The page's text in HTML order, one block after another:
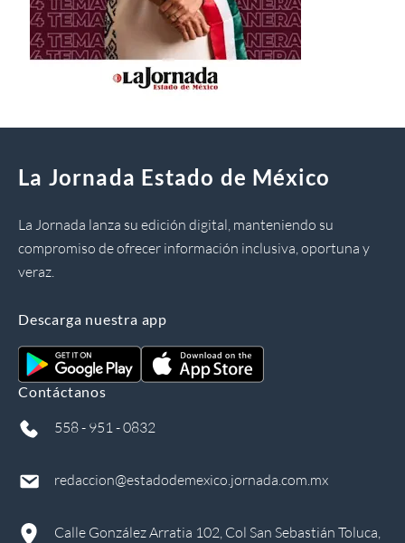
La Jornada Estado de México
La Jornada lanza su edición digital, manteniendo su
compromiso de ofrecer información inclusiva, oportuna y
veraz.
Descarga nuestra app
Contáctanos
558 - 951 - 0832
redaccion@estadodemexico.jornada.com.mx
Calle González Arratia 102, Col San Sebastián Toluca,